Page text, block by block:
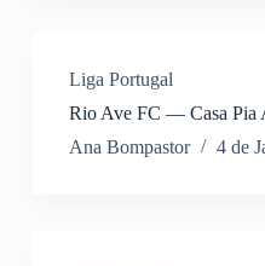
Liga Portugal
Rio Ave FC — Casa Pia
Ana Bompastor
4 de